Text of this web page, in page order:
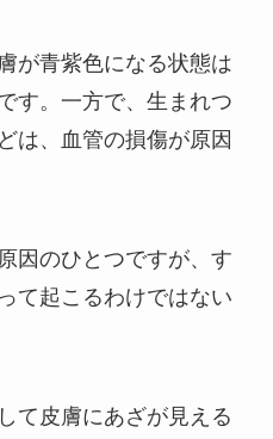
が青紫色になる状態は
す。一方で、生まれつ
は、血管の損傷が原因
因のひとつですが、す
て起こるわけではない
て皮膚にあざが見える